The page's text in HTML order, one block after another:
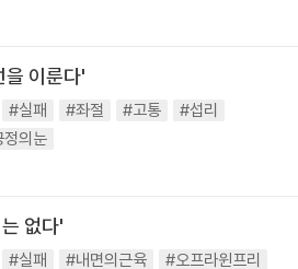
을 이룬다'
#실패 #좌절 #고통
#섭리
의눈
없다'
#실패 #내면의근육
#오프라윈프리